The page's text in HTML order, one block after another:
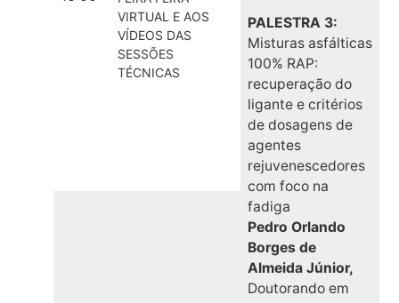
PALESTRA 3:
Misturas asfálticas
100% RAP:
recuperação do
ligante e critérios
de dosagens de
agentes
rejuvenescedores
com foco na
fadiga
Pedro Orlando
Borges de
Almeida Júnior,
Doutorando em
VIRTUAL E AOS
VÍDEOS DAS
SESSÕES
TÉCNICAS